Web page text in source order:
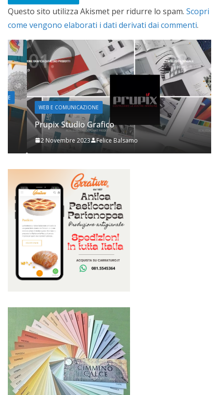
Questo sito utilizza Akismet per ridurre lo spam. Scopri
come vengono elaborati i dati derivati dai commenti.
WEB E COMUNICAZIONE
Prupix Studio Grafico
2 Novembre 2023 Felice Balsamo